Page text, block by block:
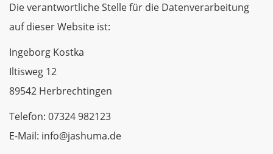
Die verantwortliche Stelle für die Datenverarbeitung
auf dieser Website ist:
Ingeborg Kostka
Iltisweg 12
89542 Herbrechtingen
Telefon: 07324 982123
E-Mail: info@jashuma.de